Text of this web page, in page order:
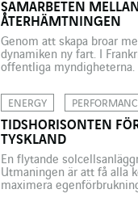
SAMARBETEN
ÅTERHÄMTNINGEN
Genom att skapa broar
dynamiken ny fart. I
offentliga myndigheterna.
nämligen stora […]
ENERGY
TIDSHORISONTEN
TYSKLAND
En flytande
Utmaningen är att få alla
maximera